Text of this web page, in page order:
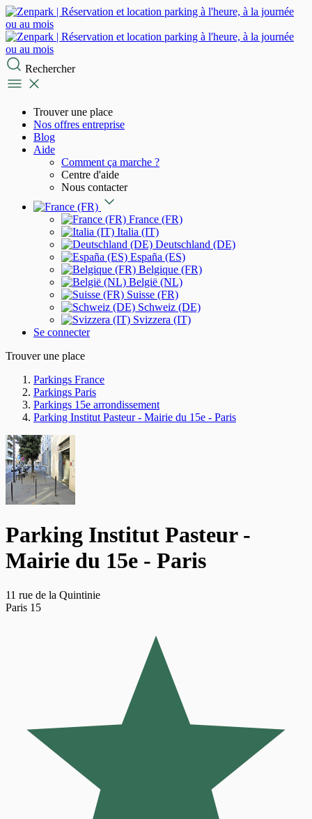
Rechercher
Trouver une place
Nos offres entreprise
Blog
Aide
Comment ça marche ?
Centre d'aide
Nous contacter
France (FR)
Italia (IT)
Deutschland (DE)
España (ES)
Belgique (FR)
België (NL)
Suisse (FR)
Schweiz (DE)
Svizzera (IT)
Se connecter
Trouver une place
Parkings France
Parkings Paris
Parkings 15e arrondissement
Parking Institut Pasteur - Mairie du 15e - Paris
Parking Institut Pasteur -
Mairie du 15e - Paris
11 rue de la Quintinie
Paris 15